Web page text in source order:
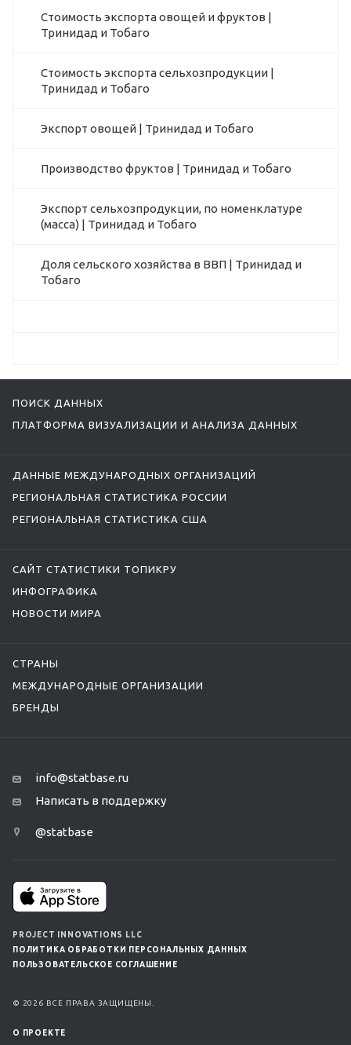
Стоимость экспорта овощей и фруктов |
Тринидад и Тобаго
Стоимость экспорта сельхозпродукции |
Тринидад и Тобаго
Экспорт овощей | Тринидад и Тобаго
Производство фруктов | Тринидад и Тобаго
Экспорт сельхозпродукции, по номенклатуре
(масса) | Тринидад и Тобаго
Доля сельского хозяйства в ВВП | Тринидад и
Тобаго
ПОИСК ДАННЫХ
ПЛАТФОРМА ВИЗУАЛИЗАЦИИ И АНАЛИЗА ДАННЫХ
ДАННЫЕ МЕЖДУНАРОДНЫХ ОРГАНИЗАЦИЙ
РЕГИОНАЛЬНАЯ СТАТИСТИКА РОССИИ
РЕГИОНАЛЬНАЯ СТАТИСТИКА США
САЙТ СТАТИСТИКИ ТОПИКРУ
ИНФОГРАФИКА
НОВОСТИ МИРА
СТРАНЫ
МЕЖДУНАРОДНЫЕ ОРГАНИЗАЦИИ
БРЕНДЫ
info@statbase.ru
Написать в поддержку
@statbase
PROJECT INNOVATIONS LLC
ПОЛИТИКА ОБРАБОТКИ ПЕРСОНАЛЬНЫХ ДАННЫХ
ПОЛЬЗОВАТЕЛЬСКОЕ СОГЛАШЕНИЕ
© 2026 ВСЕ ПРАВА ЗАЩИЩЕНЫ.
О ПРОЕКТЕ